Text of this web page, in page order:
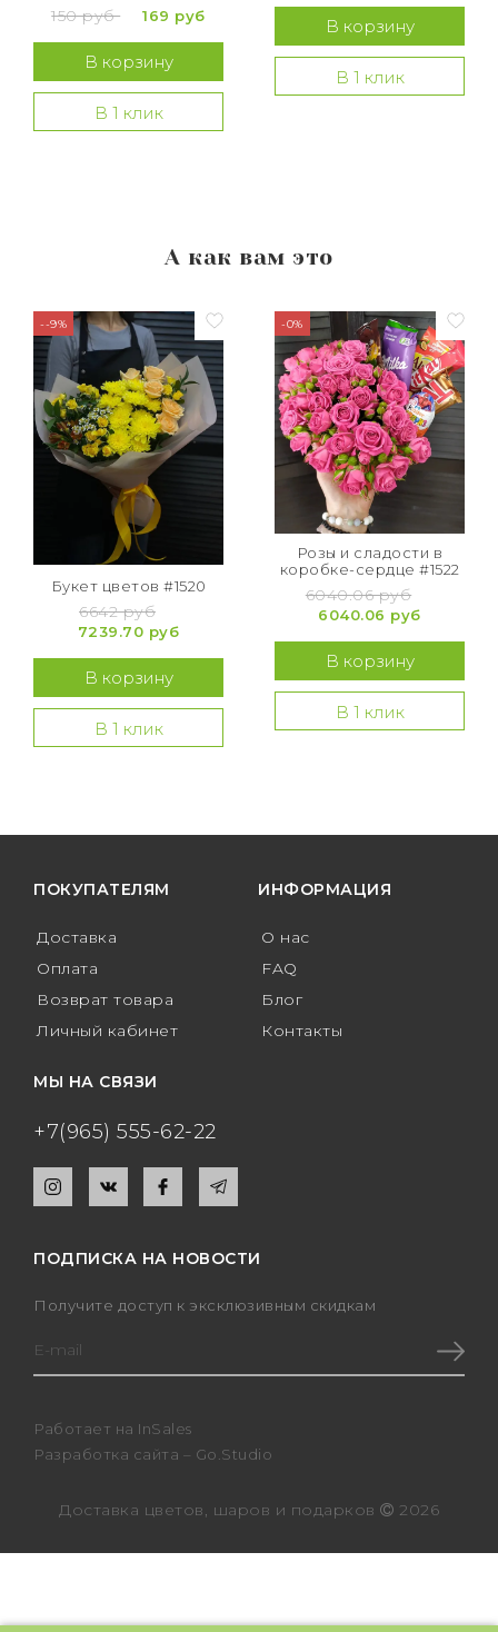
150 руб 169 руб
В корзину
В 1 клик
В корзину
В 1 клик
А как вам это
--9%
Букет цветов #1520
6642 руб
7239.70 руб
В корзину
В 1 клик
-0%
Розы и сладости в
коробке-сердце #1522
6040.06 руб
6040.06 руб
В корзину
В 1 клик
ПОКУПАТЕЛЯМ
Доставка
Оплата
Возврат товара
Личный кабинет
ИНФОРМАЦИЯ
О нас
FAQ
Блог
Контакты
МЫ НА СВЯЗИ
+7(965) 555-62-22
ПОДПИСКА НА НОВОСТИ
Получите доступ к эксклюзивным скидкам
Работает на InSales
Разработка сайта – Go.Studio
Доставка цветов, шаров и подарков 2026